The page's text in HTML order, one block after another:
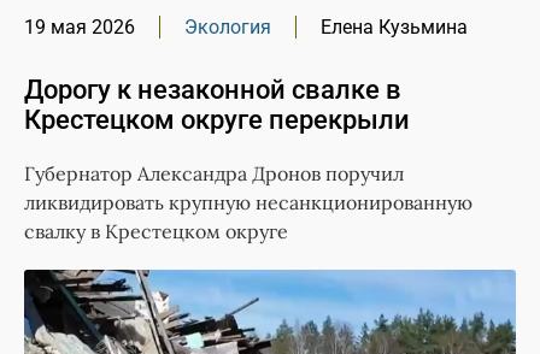
19 мая 2026 Экология Елена Кузьмина
Дорогу к незаконной свалке в
Крестецком округе перекрыли
Губернатор Александра Дронов поручил
ликвидировать крупную несанкционированную
свалку в Крестецком округе